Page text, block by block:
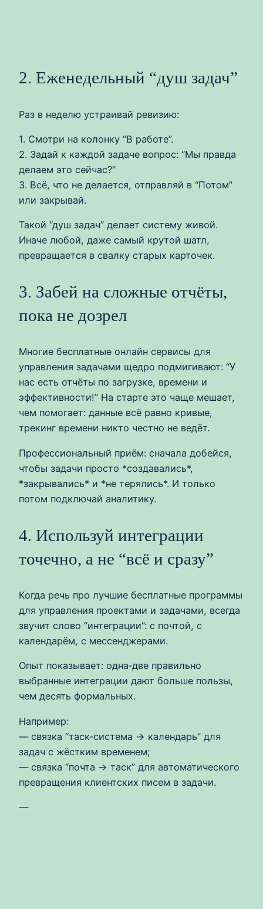
2. Еженедельный “душ задач”
Раз в неделю устраивай ревизию:
1. Смотри на колонку “В работе”.
2. Задай к каждой задаче вопрос: “Мы правда
делаем это сейчас?”
3. Всё, что не делается, отправляй в “Потом”
или закрывай.
Такой “душ задач” делает систему живой.
Иначе любой, даже самый крутой шатл,
превращается в свалку старых карточек.
3. Забей на сложные отчёты,
пока не дозрел
Многие бесплатные онлайн сервисы для
управления задачами щедро подмигивают: “У
нас есть отчёты по загрузке, времени и
эффективности!” На старте это чаще мешает,
чем помогает: данные всё равно кривые,
трекинг времени никто честно не ведёт.
Профессиональный приём: сначала добейся,
чтобы задачи просто *создавались*,
*закрывались* и *не терялись*. И только
потом подключай аналитику.
4. Используй интеграции
точечно, а не “всё и сразу”
Когда речь про лучшие бесплатные программы
для управления проектами и задачами, всегда
звучит слово “интеграции”: с почтой, с
календарём, с мессенджерами.
Опыт показывает: одна‑две правильно
выбранные интеграции дают больше пользы,
чем десять формальных.
Например:
— связка “таск‑система → календарь” для
задач с жёстким временем;
— связка “почта → таск” для автоматического
превращения клиентских писем в задачи.
—